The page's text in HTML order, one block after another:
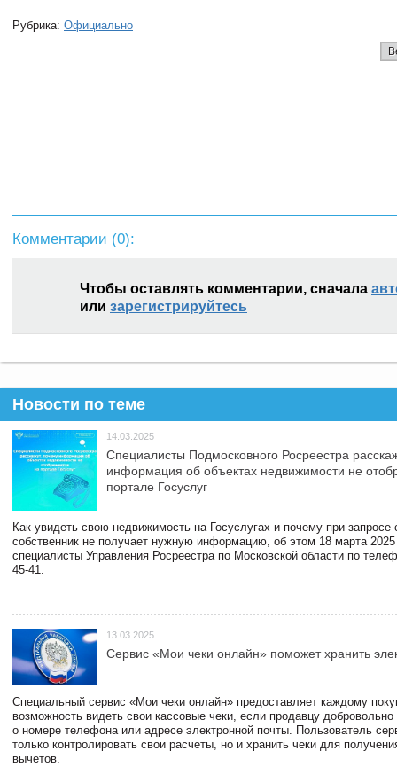
Рубрика: Официально
Комментарии (0):
Чтобы оставлять комментарии, сначала
или зарегистрируйтесь
Новости по теме
14.03.2025
Специалисты Подмосковного Росреестра
информация об объектах недвижимости не
портале Госуслуг
Как увидеть свою недвижимость на Госуслугах и почему при запросе
собственник не получает нужную информацию, об этом 18 марта 2025
специалисты Управления Росреестра по Московской области по
45-41.
13.03.2025
Сервис «Мои чеки онлайн» поможет хранить
Специальный сервис «Мои чеки онлайн» предоставляет каждому
возможность видеть свои кассовые чеки, если продавцу
о номере телефона или адресе электронной почты. Пользователь
только контролировать свои расчеты, но и хранить чеки для
вычетов.